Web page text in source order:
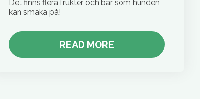
Det finns flera frukter och bär som hunden
kan smaka på!
READ MORE